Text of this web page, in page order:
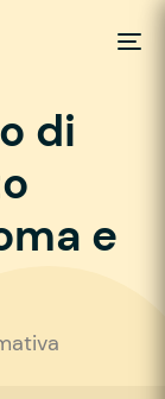
di
e